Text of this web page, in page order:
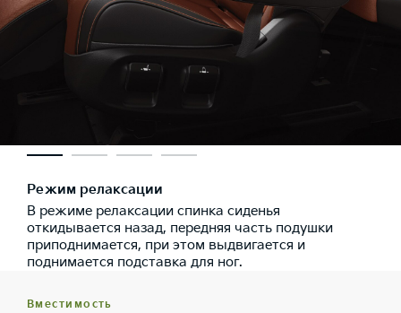
Режим релаксации
В режиме релаксации спинка сиденья
откидывается назад, передняя часть подушки
приподнимается, при этом выдвигается и
поднимается подставка для ног.
Вместимость